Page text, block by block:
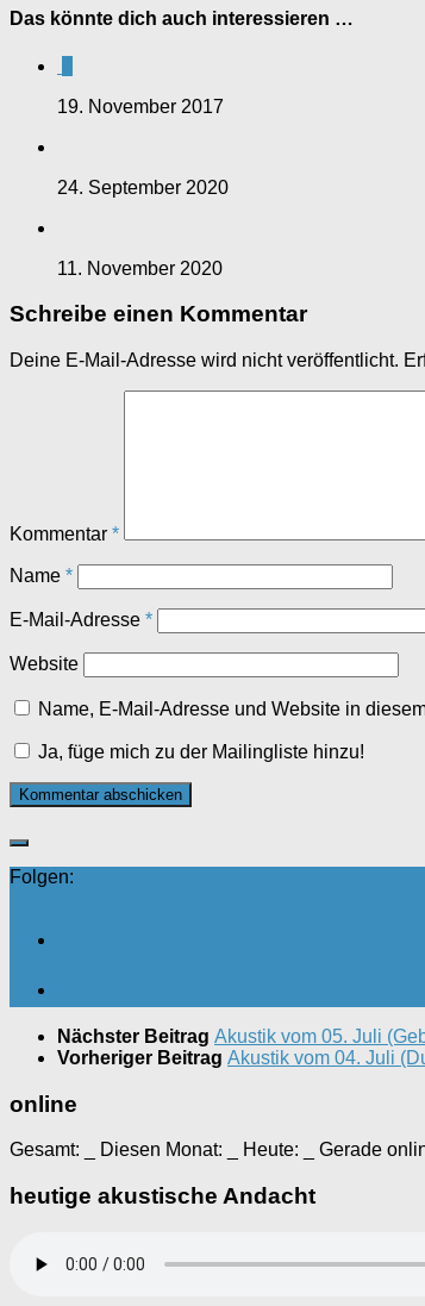
Das könnte dich auch interessieren …
19. November 2017
24. September 2020
11. November 2020
Schreibe einen Kommentar
Deine E-Mail-Adresse wird nicht veröffentlicht.
Kommentar *
Name *
E-Mail-Adresse *
Website
Name, E-Mail-Adresse und Website in
Ja, füge mich zu der Mailingliste hinzu!
Folgen:
Nächster Beitrag Akustik vom 05. Juli
Vorheriger Beitrag Akustik vom 04. Juli
online
Gesamt: Diesen Monat: Heute: Gerade
heutige akustische Andacht